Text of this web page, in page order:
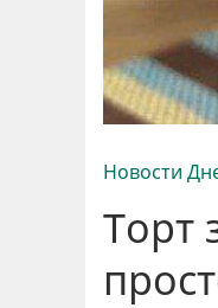
Новости
Торт